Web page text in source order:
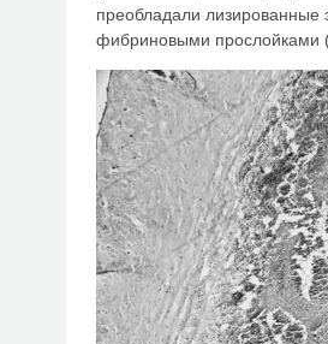
преобладали лизированные
фибриновыми прослойками